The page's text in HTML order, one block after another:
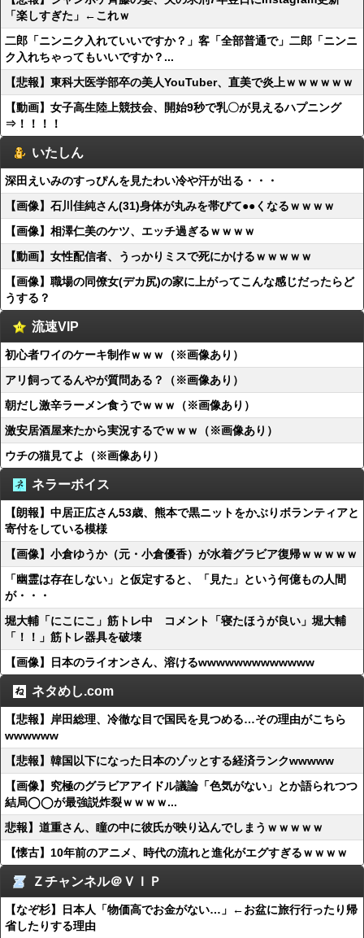
「楽しすぎた」←これｗ
二郎「ニンニク入れていいですか？」客「全部普通で」二郎「ニンニ
ク入れちゃってもいいですか？...
【悲報】東科大医学部卒の美人YouTuber、直美で炎上ｗｗｗｗｗｗ
【動画】女子高生陸上競技会、開始9秒で乳〇が見えるハプニング
⇒！！！！
いたしん
深田えいみのすっぴんを見たわい冷や汗が出る・・・
【画像】石川佳純さん(31)身体が丸みを帯びて●●くなるｗｗｗｗ
【画像】相澤仁美のケツ、エッチ過ぎるｗｗｗｗ
【動画】女性配信者、うっかりミスで死にかけるｗｗｗｗｗ
【画像】職場の同僚女(デカ尻)の家に上がってこんな感じだったらど
うする？
流速VIP
初心者ワイのケーキ制作ｗｗｗ（※画像あり）
アリ飼ってるんやが質問ある？（※画像あり）
朝だし激辛ラーメン食うでｗｗｗ（※画像あり）
激安居酒屋来たから実況するでｗｗｗ（※画像あり）
ウチの猫見てよ（※画像あり）
ネラーボイス
【朗報】中居正広さん53歳、熊本で黒ニットをかぶりボランティアと
寄付をしている模様
【画像】小倉ゆうか（元・小倉優香）が水着グラビア復帰ｗｗｗｗｗ
「幽霊は存在しない」と仮定すると、「見た」という何億もの人間
が・・・
堀大輔「にこにこ」筋トレ中 コメント「寝たほうが良い」堀大輔
「！！」筋トレ器具を破壊
【画像】日本のライオンさん、溶けるwwwwwwwwwwwww
ネタめし.com
【悲報】岸田総理、冷徹な目で国民を見つめる…その理由がこちら
wwwwww
【悲報】韓国以下になった日本のゾッとする経済ランクwwwww
【画像】究極のグラビアアイドル議論「色気がない」とか語られつつ
結局◯◯が最強説炸裂ｗｗｗｗ...
悲報】道重さん、瞳の中に彼氏が映り込んでしまうｗｗｗｗｗ
【懐古】10年前のアニメ、時代の流れと進化がエグすぎるｗｗｗｗ
Ｚチャンネル＠ＶＩＰ
【なぞ杉】日本人「物価高でお金がない…」←お盆に旅行行ったり帰
省したりする理由